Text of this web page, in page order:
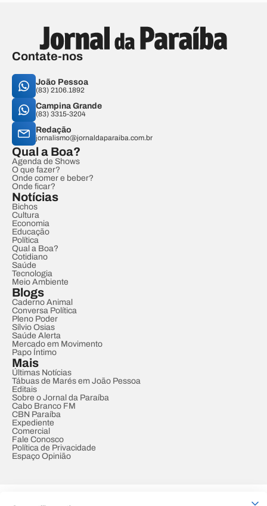
Contate-nos
João Pessoa
(83) 2106.1892
Campina Grande
(83) 3315-3204
Redação
jornalismo@jornaldaparaiba.com.br
Qual a Boa?
Agenda de Shows
O que fazer?
Onde comer e beber?
Onde ficar?
Notícias
Bichos
Cultura
Economia
Educação
Política
Qual a Boa?
Cotidiano
Saúde
Tecnologia
Meio Ambiente
Blogs
Caderno Animal
Conversa Política
Pleno Poder
Sílvio Osias
Saúde Alerta
Mercado em Movimento
Papo Íntimo
Mais
Últimas Notícias
Tábuas de Marés em João Pessoa
Editais
Sobre o Jornal da Paraíba
Cabo Branco FM
CBN Paraíba
Expediente
Comercial
Fale Conosco
Política de Privacidade
Espaço Opinião